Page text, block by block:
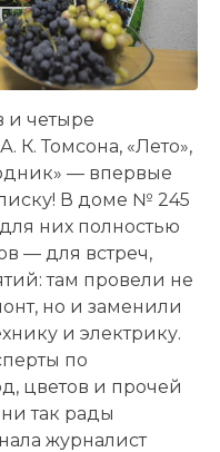
и четыре
К. Томсона, «Лето»,
— впервые
В доме № 245
них полностью
— для встреч,
там провели не
но и заменили
и электрику.
по
цветов и прочей
так рады
журналист